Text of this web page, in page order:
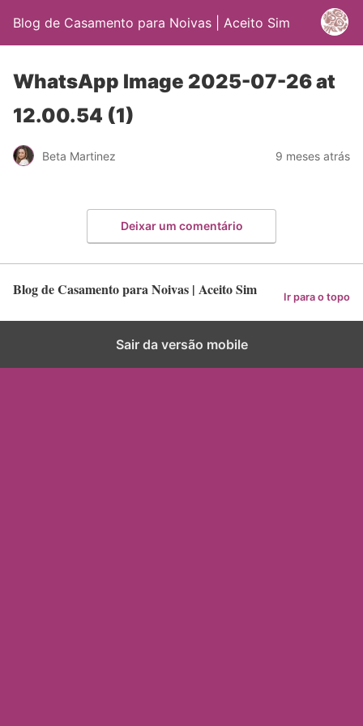
Blog de Casamento para Noivas | Aceito Sim
WhatsApp Image 2025-07-26 at
12.00.54 (1)
Beta Martinez 9 meses atrás
Deixar um comentário
Blog de Casamento para Noivas | Aceito Sim Ir para o topo
Sair da versão mobile